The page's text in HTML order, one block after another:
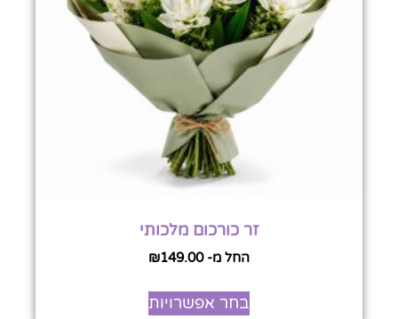
זר כורכום מלכותי
החל מ- ₪149.00
בחר אפשרויות